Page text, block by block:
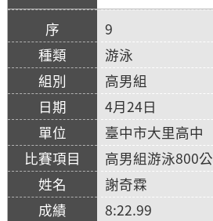
9
游泳
高男組
4月24日
臺中市大里高中
高男組游泳800
謝奇霖
8:22.99